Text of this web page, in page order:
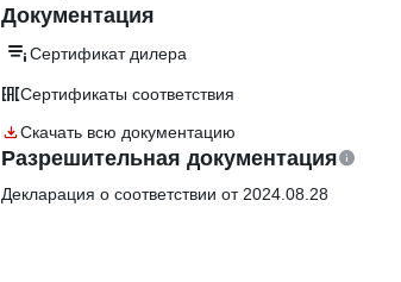
Документация
Сертификат дилера
Сертификаты соответствия
Скачать всю документацию
Разрешительная документация
Декларация о соответствии от 2024.08.28